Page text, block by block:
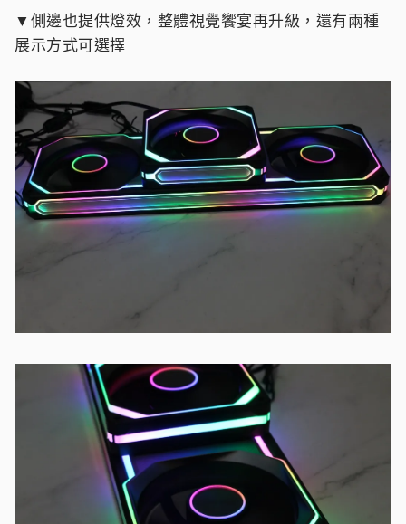
▼側邊也提供燈效，整體視覺饗宴再升級，還有兩種
展示方式可選擇